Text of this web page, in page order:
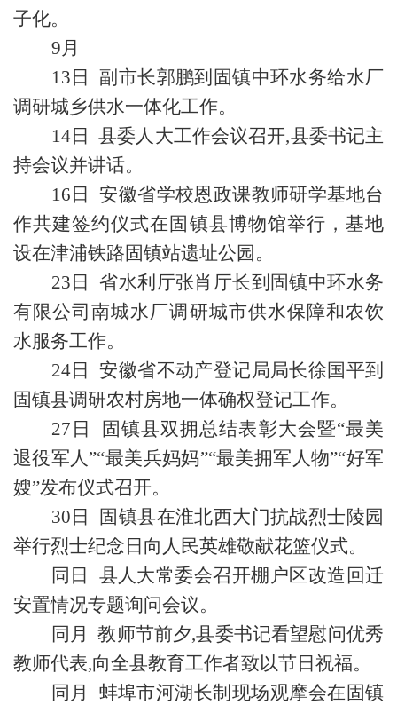
子化。
9月
13日 副市长郭鹏到固镇中环水务给水厂
调研城乡供水一体化工作。
14日 县委人大工作会议召开,县委书记主
持会议并讲话。
16日 安徽省学校恩政课教师研学基地台
作共建签约仪式在固镇县博物馆举行，基地
设在津浦铁路固镇站遗址公园。
23日 省水利厅张肖厅长到固镇中环水务
有限公司南城水厂调研城市供水保障和农饮
水服务工作。
24日 安徽省不动产登记局局长徐国平到
固镇县调研农村房地一体确权登记工作。
27日 固镇县双拥总结表彰大会暨“最美
退役军人”“最美兵妈妈”“最美拥军人物”“好军
嫂”发布仪式召开。
30日 固镇县在淮北西大门抗战烈士陵园
举行烈士纪念日向人民英雄敬献花篮仪式。
同日 县人大常委会召开棚户区改造回迁
安置情况专题询问会议。
同月 教师节前夕,县委书记看望慰问优秀
教师代表,向全县教育工作者致以节日祝福。
同月 蚌埠市河湖长制现场观摩会在固镇